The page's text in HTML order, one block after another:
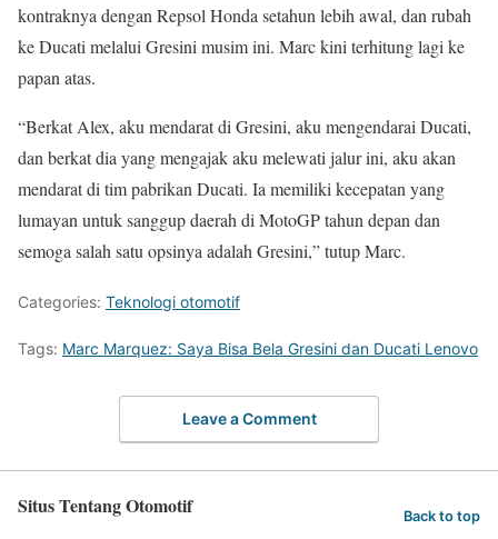
kontraknya dengan Repsol Honda setahun lebih awal, dan rubah
ke Ducati melalui Gresini musim ini. Marc kini terhitung lagi ke
papan atas.
“Berkat Alex, aku mendarat di Gresini, aku mengendarai Ducati,
dan berkat dia yang mengajak aku melewati jalur ini, aku akan
mendarat di tim pabrikan Ducati. Ia memiliki kecepatan yang
lumayan untuk sanggup daerah di MotoGP tahun depan dan
semoga salah satu opsinya adalah Gresini,” tutup Marc.
Categories: Teknologi otomotif
Tags: Marc Marquez: Saya Bisa Bela Gresini dan Ducati Lenovo
Leave a Comment
Situs Tentang Otomotif Back to top